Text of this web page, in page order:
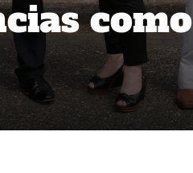
como